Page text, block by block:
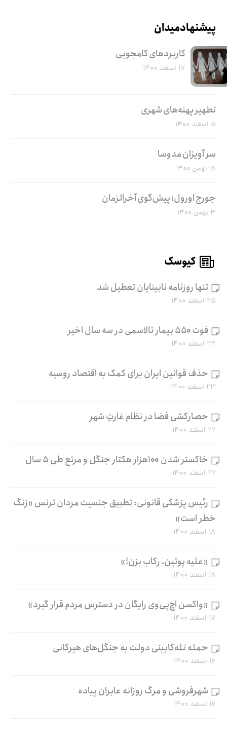
پیشنهاد میدان
کاربرد‌های کامجویی
۱۷ اسفند ۱۴۰۰
تطهیر پهنه‌های شهری
۵ اسفند ۱۴۰۰
سر آویزان مدوسا
۱۸ بهمن ۱۴۰۰
جورج اورول؛ پیش‌گوی آخرالزمان
۳ بهمن ۱۴۰۰
کیوسک
تنها روزنامه نابینایان تعطیل شد
۲۵ اسفند ۱۴۰۰
فوت ۵۵۰ بیمار تالاسمی در سه سال اخیر
۲۴ اسفند ۱۴۰۰
حذف قوانین ایران برای کمک به اقتصاد روسیه
۲۳ اسفند ۱۴۰۰
حصارکشی فضا در نظام غارتِ شهر
۲۲ اسفند ۱۴۰۰
خاکستر شدن ۱۰۰هزار هکتار جنگل و مرتع طی ۵ سال
۲۲ اسفند ۱۴۰۰
رئیس پزشکی قانونی: تطبیق جنسیت مردان ترنس «زنگ
خطر است»
۱۸ اسفند ۱۴۰۰
«علیه پوتین، رکاب بزن!»
۱۸ اسفند ۱۴۰۰
«واکسن اچ‌پی‌وی رایگان در دسترس مردم قرار گیرد»
۱۷ اسفند ۱۴۰۰
حمله تله‌کابینی دولت به جنگل‌های هیرکانی
۱۶ اسفند ۱۴۰۰
شهرفروشی و مرگ روزانه عابران پیاده
۱۶ اسفند ۱۴۰۰